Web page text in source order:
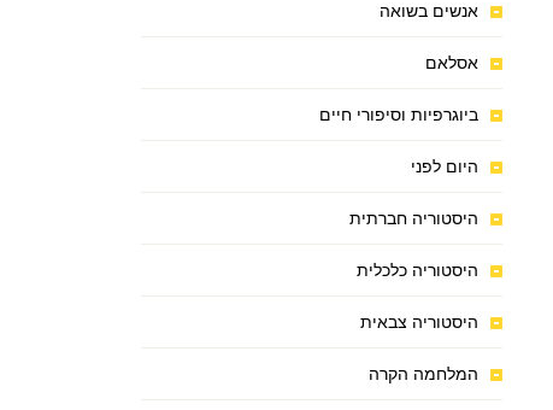
אנשים בשואה
אסלאם
ביוגרפיות וסיפורי חיים
היום לפני
היסטוריה חברתית
היסטוריה כלכלית
היסטוריה צבאית
המלחמה הקרה